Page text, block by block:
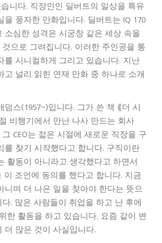
니다. 직장인인 딜버트의 일상을 특유
풍자한 만화입니다. 딜버트는 IQ 170
소심한 성격은 시궁창 같은 세상 속을
으로 그려집니다. 이러한 주인공을 통
를 시니컬하게 그리고 있습니다. 지난
고 널리 읽힌 연재 만화 중 하나로 소개
스(1957~)입니다. 그가 쓴 책 ⟪더 시
비행기에서 만난 나사 만드는 회사
CEO는 젋은 시절에 새로운 직장을 구
를 찾기 시작했다고 합니다. 구직이란
활동이 아니라고 생각했다고 하면서
이 조언에 동의를 했다고 합니다. 지금
니며 더 나은 일을 찾아야 한다는 뜻으
. 많은 사람들이 취업을 하고 난 후에
한 활동을 하고 있습니다. 요즘 같이 변
많은 것이 사실입니다.